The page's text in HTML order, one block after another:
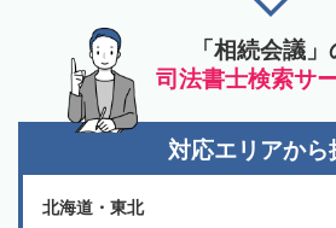
「相続会議」
司法書士検索サ
対応エリアから
北海道・東北